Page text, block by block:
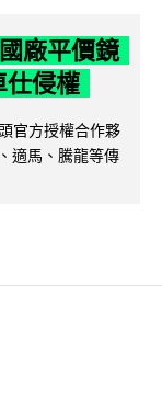
廠平價鏡
仕侵權
官方授權合作夥
適馬、騰龍等傳